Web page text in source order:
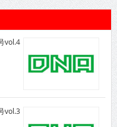
vol.4
vol.3